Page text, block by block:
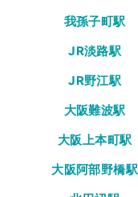
我孫子町駅
JR淡路駅
JR野江駅
大阪難波駅
大阪上本町駅
大阪阿部野橋駅